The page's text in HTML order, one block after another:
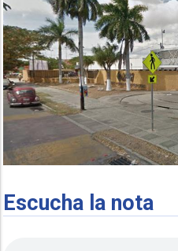
Escucha la nota